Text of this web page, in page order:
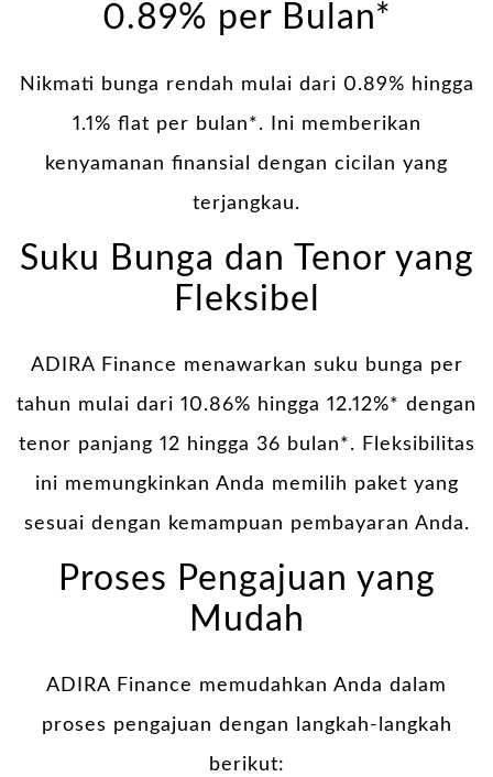
0.89% per Bulan*
Nikmati bunga rendah mulai dari 0.89% hingga
1.1% flat per bulan*. Ini memberikan
kenyamanan finansial dengan cicilan yang
terjangkau.
Suku Bunga dan Tenor yang
Fleksibel
ADIRA Finance menawarkan suku bunga per
tahun mulai dari 10.86% hingga 12.12%* dengan
tenor panjang 12 hingga 36 bulan*. Fleksibilitas
ini memungkinkan Anda memilih paket yang
sesuai dengan kemampuan pembayaran Anda.
Proses Pengajuan yang
Mudah
ADIRA Finance memudahkan Anda dalam
proses pengajuan dengan langkah-langkah
berikut: